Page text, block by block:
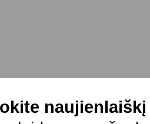
naujienlaiškį